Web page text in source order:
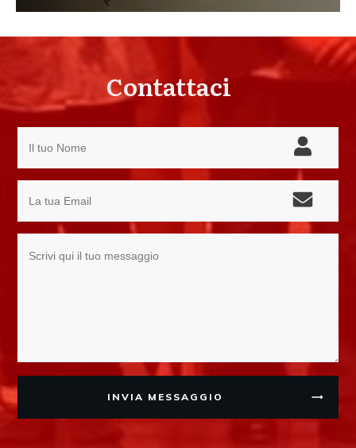
Contattaci
INVIA MESSAGGIO